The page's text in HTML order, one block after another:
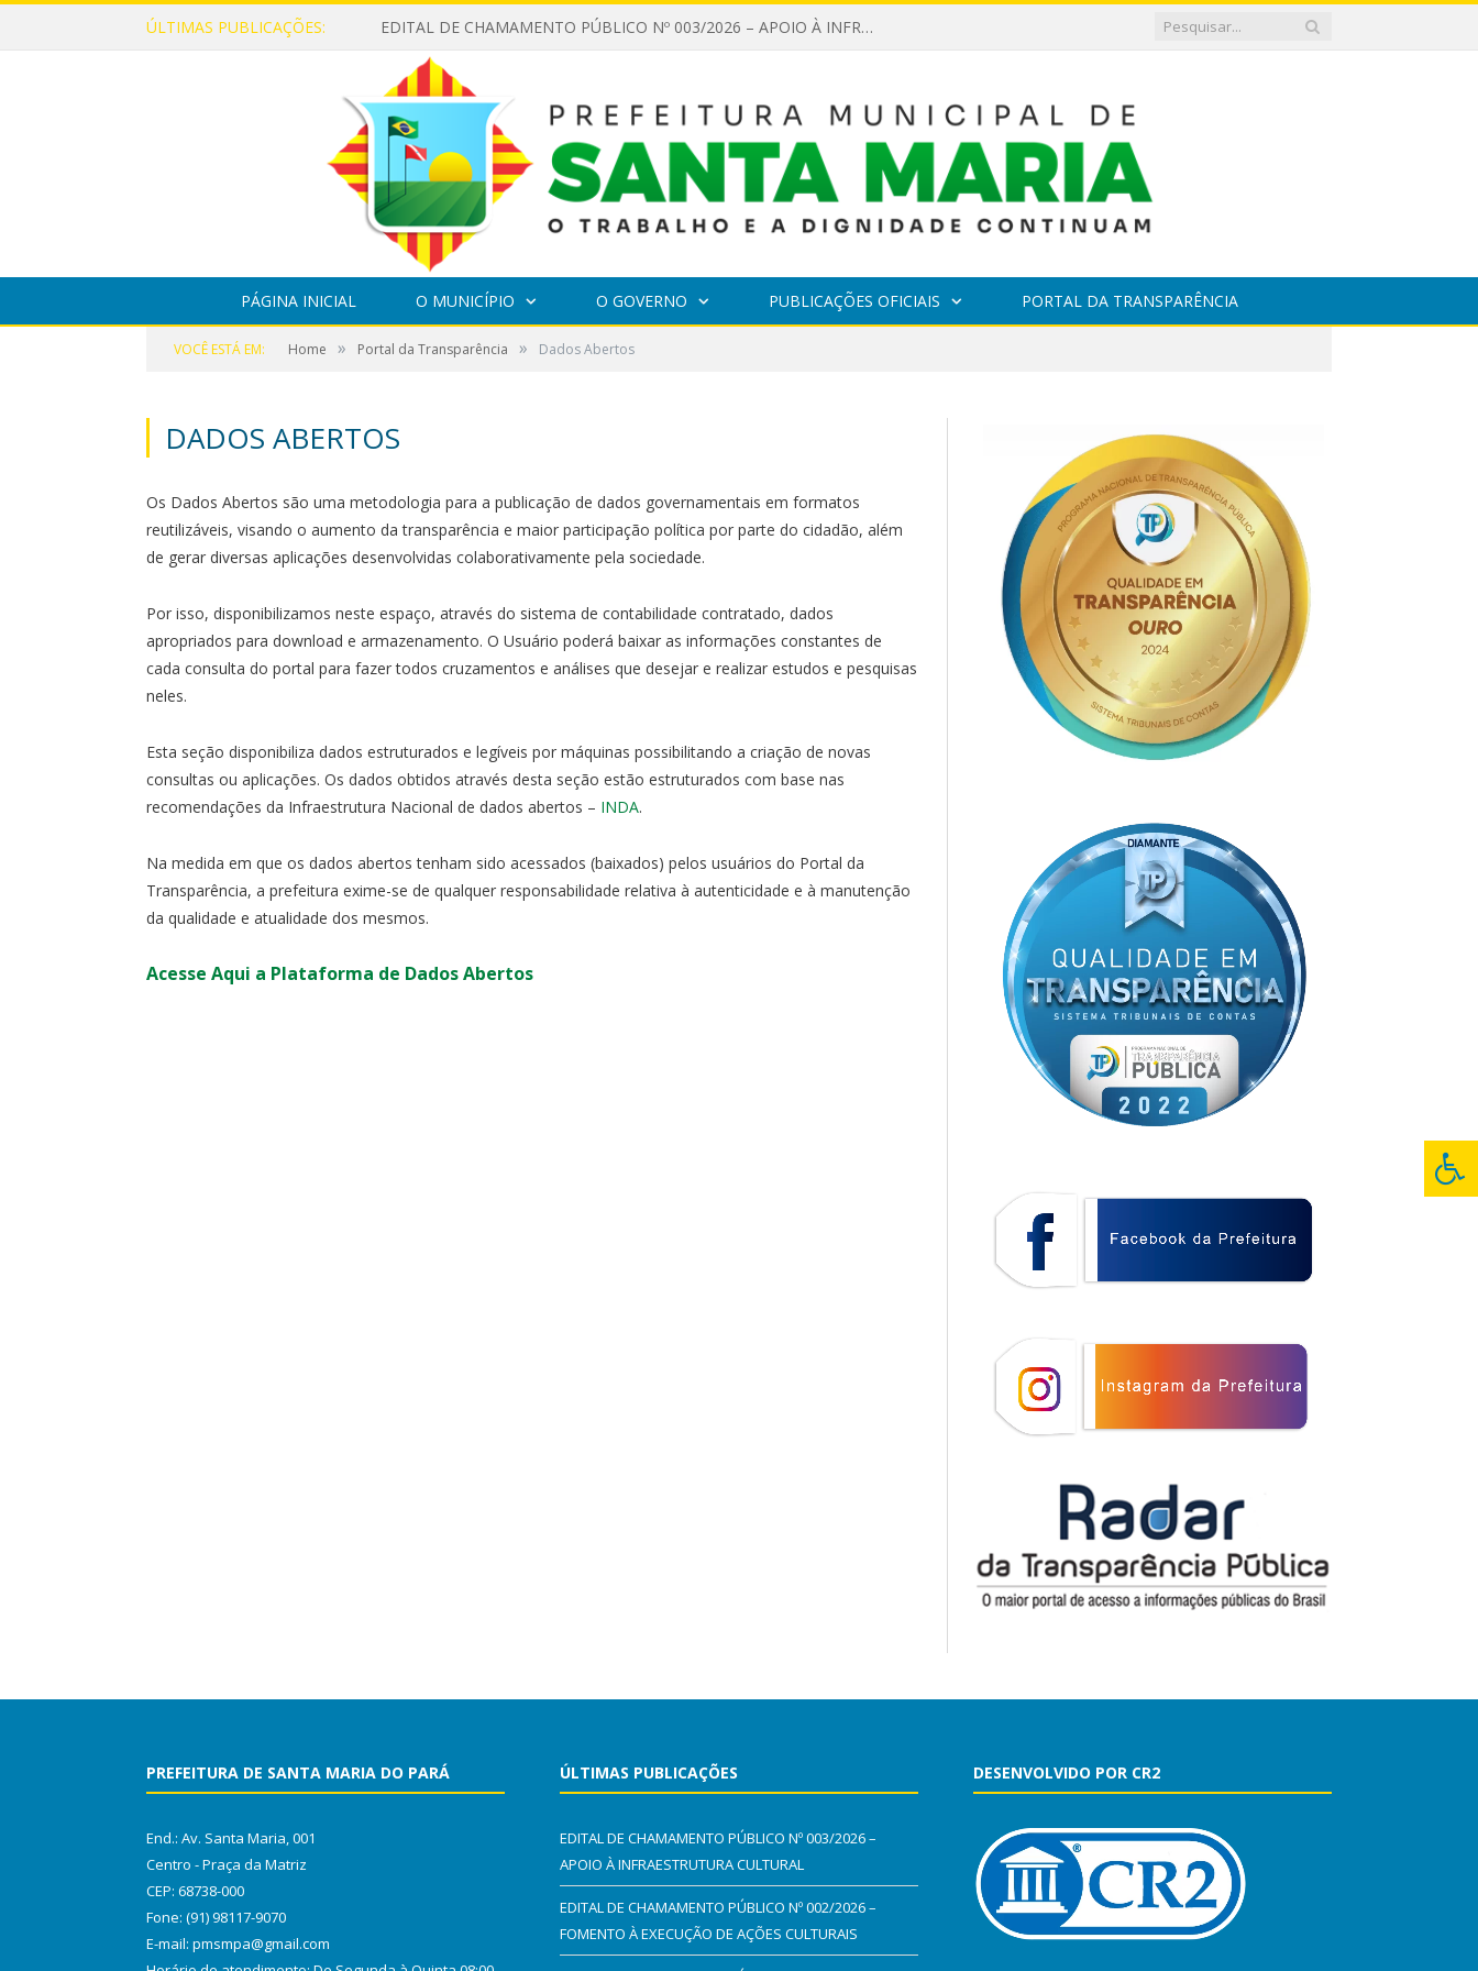
ÚLTIMAS PUBLICAÇÕES: EDITAL DE CHAMAMENTO PÚBLICO Nº 003/2026 – APOIO À INFRAESTRUTURA CULTURAL
PÁGINA INICIAL O MUNICÍPIO O GOVERNO PUBLICAÇÕES OFICIAIS PORTAL DA TRANSPARÊNCIA
VOCÊ ESTÁ EM: Home » Portal da Transparência » Dados Abertos
DADOS ABERTOS
Os Dados Abertos são uma metodologia para a publicação de dados governamentais em formatos
reutilizáveis, visando o aumento da transparência e maior participação política por parte do cidadão, além
de gerar diversas aplicações desenvolvidas colaborativamente pela sociedade.
Por isso, disponibilizamos neste espaço, através do sistema de contabilidade contratado, dados
apropriados para download e armazenamento. O Usuário poderá baixar as informações constantes de
cada consulta do portal para fazer todos cruzamentos e análises que desejar e realizar estudos e pesquisas
neles.
Esta seção disponibiliza dados estruturados e legíveis por máquinas possibilitando a criação de novas
consultas ou aplicações. Os dados obtidos através desta seção estão estruturados com base nas
recomendações da Infraestrutura Nacional de dados abertos – INDA.
Na medida em que os dados abertos tenham sido acessados (baixados) pelos usuários do Portal da
Transparência, a prefeitura exime-se de qualquer responsabilidade relativa à autenticidade e à manutenção
da qualidade e atualidade dos mesmos.
Acesse Aqui a Plataforma de Dados Abertos
PREFEITURA DE SANTA MARIA DO PARÁ
End.: Av. Santa Maria, 001
Centro - Praça da Matriz
CEP: 68738-000
Fone: (91) 98117-9070
E-mail: pmsmpa@gmail.com
ÚLTIMAS PUBLICAÇÕES
EDITAL DE CHAMAMENTO PÚBLICO Nº 003/2026 –
APOIO À INFRAESTRUTURA CULTURAL
EDITAL DE CHAMAMENTO PÚBLICO Nº 002/2026 –
FOMENTO À EXECUÇÃO DE AÇÕES CULTURAIS
DESENVOLVIDO POR CR2